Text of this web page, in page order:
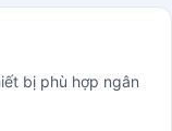
bị phù hợp ngân